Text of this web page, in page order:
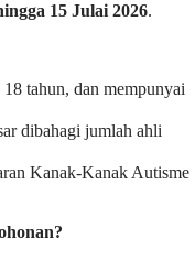
15 Julai 2026.
tahun, dan mempunyai
dibahagi jumlah ahli
Kanak-Kanak Autisme